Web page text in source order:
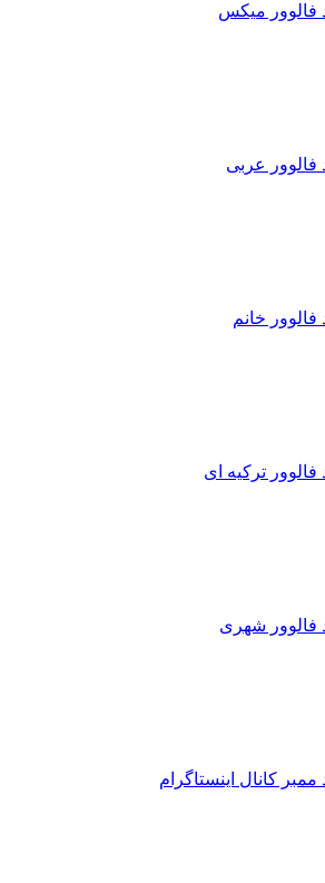
فالوور میکس
فالوور عربی
فالوور خانم
فالوور ترکیه ای
فالوور شهری
ممبر کانال اینستاگرام